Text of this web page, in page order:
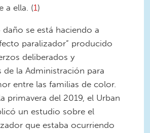
a ella. (1)
daño se está haciendo a
paralizador” producido
deliberados y
la Administración para
entre las familias de color.
primavera del 2019, el Urban
un estudio sobre el
que estaba ocurriendo